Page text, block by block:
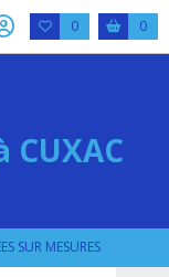
0 0
CUXAC
SUR MESURES